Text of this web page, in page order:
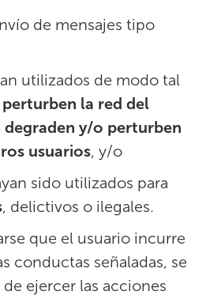
de mensajes tipo
utilizados de modo tal
la red del
y/o perturben
usuarios, y/o
sido utilizados para
, delictivos o ilegales.
que el usuario incurre
conductas señaladas, se
ejercer las acciones